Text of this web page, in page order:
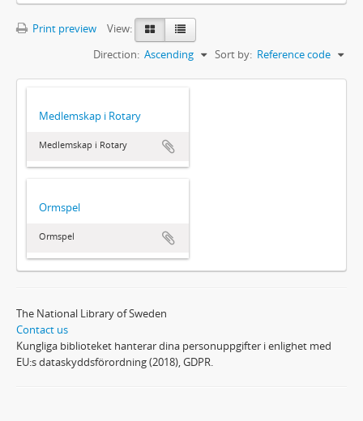
Print preview
View:
Sort by: Reference code
Direction: Ascending
Medlemskap i Rotary
Medlemskap i Rotary
Ormspel
Ormspel
The National Library of Sweden
Contact us
Kungliga biblioteket hanterar dina personuppgifter i enlighet med
EU:s dataskyddsförordning (2018), GDPR.